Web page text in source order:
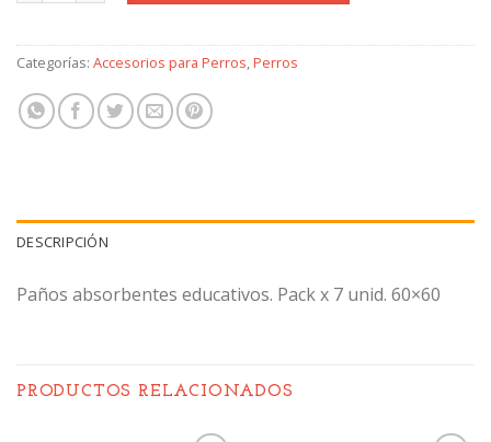
Categorías: Accesorios para Perros,Perros
DESCRIPCIÓN
Paños absorbentes educativos. Pack x 7 unid. 60×60
PRODUCTOS RELACIONADOS